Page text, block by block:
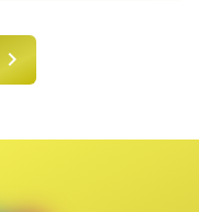
chevron_right